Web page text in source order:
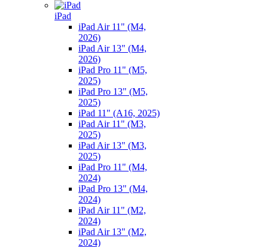
iPad
iPad Air 11" (M4,
2026)
iPad Air 13" (M4,
2026)
iPad Pro 11" (M5,
2025)
iPad Pro 13" (M5,
2025)
iPad 11" (A16, 2025)
iPad Air 11" (M3,
2025)
iPad Air 13" (M3,
2025)
iPad Pro 11" (M4,
2024)
iPad Pro 13" (M4,
2024)
iPad Air 11" (M2,
2024)
iPad Air 13" (M2,
2024)